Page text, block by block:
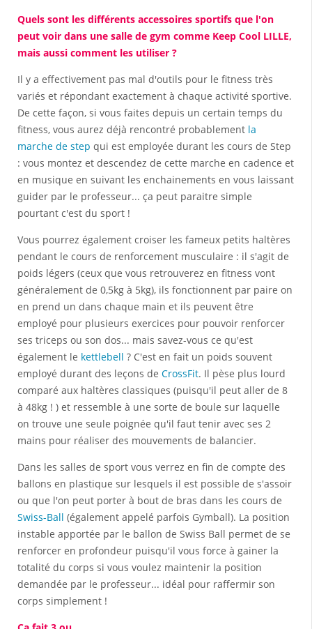
Quels sont les différents accessoires sportifs que l'on
peut voir dans une salle de gym comme Keep Cool LILLE,
mais aussi comment les utiliser ?
Il y a effectivement pas mal d'outils pour le fitness très
variés et répondant exactement à chaque activité sportive.
De cette façon, si vous faites depuis un certain temps du
fitness, vous aurez déjà rencontré probablement la
marche de step qui est employée durant les cours de Step
: vous montez et descendez de cette marche en cadence et
en musique en suivant les enchainements en vous laissant
guider par le professeur... ça peut paraitre simple
pourtant c'est du sport !
Vous pourrez également croiser les fameux petits haltères
pendant le cours de renforcement musculaire : il s'agit de
poids légers (ceux que vous retrouverez en fitness vont
généralement de 0,5kg à 5kg), ils fonctionnent par paire on
en prend un dans chaque main et ils peuvent être
employé pour plusieurs exercices pour pouvoir renforcer
ses triceps ou son dos... mais savez-vous ce qu'est
également le kettlebell ? C'est en fait un poids souvent
employé durant des leçons de CrossFit. Il pèse plus lourd
comparé aux haltères classiques (puisqu'il peut aller de 8
à 48kg ! ) et ressemble à une sorte de boule sur laquelle
on trouve une seule poignée qu'il faut tenir avec ses 2
mains pour réaliser des mouvements de balancier.
Dans les salles de sport vous verrez en fin de compte des
ballons en plastique sur lesquels il est possible de s'assoir
ou que l'on peut porter à bout de bras dans les cours de
Swiss-Ball (également appelé parfois Gymball). La position
instable apportée par le ballon de Swiss Ball permet de se
renforcer en profondeur puisqu'il vous force à gainer la
totalité du corps si vous voulez maintenir la position
demandée par le professeur... idéal pour raffermir son
corps simplement !